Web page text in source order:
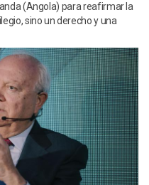
(Angola) para reafirmar la
sino un derecho y una